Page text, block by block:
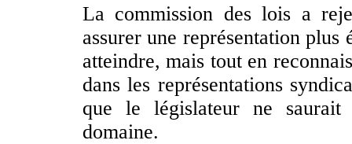
La commission des lois a
assurer une représentation
atteindre, mais tout en
dans les représentations
que le législateur ne saurait
domaine.